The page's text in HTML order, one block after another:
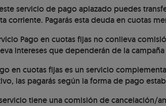
servicio de pago aplazado puedes
corriente. Pagarás esta deuda en cuotas
Pago en cuotas fijas no conlleva
intereses que dependerán de la campaña
en cuotas fijas es un servicio
las pagarás según la forma de pago
tiene una comisión de cancelación/